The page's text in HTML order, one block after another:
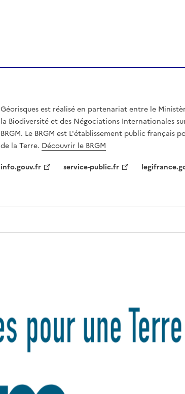
Géorisques est réalisé en partenariat entre le
la Biodiversité et des Négociations Internationales
BRGM. Le BRGM est L'établissement public français
de la Terre. Découvrir le BRGM
info.gouv.fr
service-public.fr